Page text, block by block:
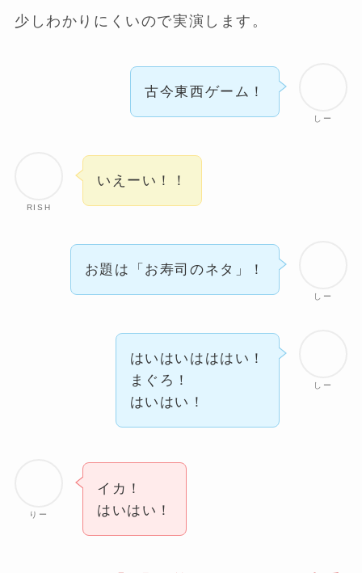
少しわかりにくいので実演します。
しー
古今東西ゲーム！
RISH
いえーい！！
しー
お題は「お寿司のネタ」！
しー
はいはいはははい！
まぐろ！
はいはい！
りー
イカ！
はいはい！